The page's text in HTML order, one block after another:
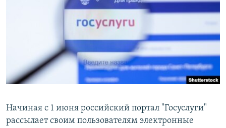
РАСПИСАНИЕ ВЕЩАНИЯ
ПОДПИШИТЕСЬ НА РАССЫЛКУ
СОЦИАЛЬНЫЕ СЕТИ
Все сайты РСЕ/РС
Начиная с 1 июня российский портал "Госуслуги"
рассылает своим пользователям электронные